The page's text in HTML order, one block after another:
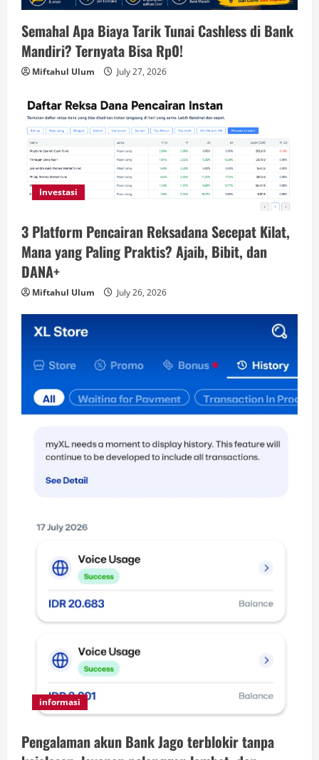
Semahal Apa Biaya Tarik Tunai Cashless di Bank
Mandiri? Ternyata Bisa Rp0!
Miftahul Ulum July 27, 2026
Investasi
3 Platform Pencairan Reksadana Secepat Kilat,
Mana yang Paling Praktis? Ajaib, Bibit, dan
DANA+
Miftahul Ulum July 26, 2026
informasi
Pengalaman akun Bank Jago terblokir tanpa